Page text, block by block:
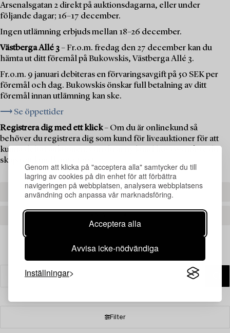
Genom att klicka på "acceptera alla" samtycker du till
lagring av cookies på din enhet för att förbättra
navigeringen på webbplatsen, analysera webbplatsens
användning och anpassa vår marknadsföring.
Acceptera alla
Avvisa icke-nödvändiga
Inställningar
Arsenalsgatan 2 direkt på auktionsdagarna, eller under
följande dagar; 16–17 december.
Ingen utlämning erbjuds mellan 18–26 december.
Västberga Allé 3– Fr.o.m. fredag den 27 december kan du
hämta ut ditt föremål på Bukowskis, Västberga Allé 3.
Fr.o.m. 9 januari debiteras en förvaringsavgift på 50 SEK per
föremål och dag. Bukowskis önskar full betalning av ditt
föremål innan utlämning kan ske.
⟶ Se öppettider
Registrera dig med ett klick– Om du är onlinekund så
behöver du registrera dig som kund för liveauktioner för att
kunna delta i auktionen. Om du är ny kund hos oss måste du
skapa ett kundkonto först.
REGISTRERA DIG
Filter